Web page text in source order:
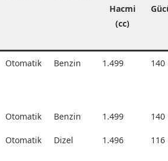
Hacmi
(cc)
Otomatik Benzin 1.499 140
Otomatik Benzin 1.499 140
Otomatik Dizel 1.496 116